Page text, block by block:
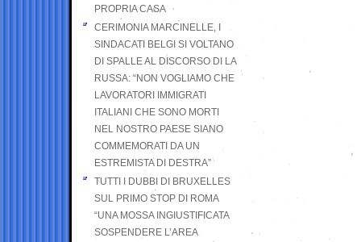
PROPRIA CASA
CERIMONIA MARCINELLE, I
SINDACATI BELGI SI VOLTANO
DI SPALLE AL DISCORSO DI LA
RUSSA: “NON VOGLIAMO CHE
LAVORATORI IMMIGRATI
ITALIANI CHE SONO MORTI
NEL NOSTRO PAESE SIANO
COMMEMORATI DA UN
ESTREMISTA DI DESTRA”
TUTTI I DUBBI DI BRUXELLES
SUL PRIMO STOP DI ROMA
“UNA MOSSA INGIUSTIFICATA
SOSPENDERE L’AREA